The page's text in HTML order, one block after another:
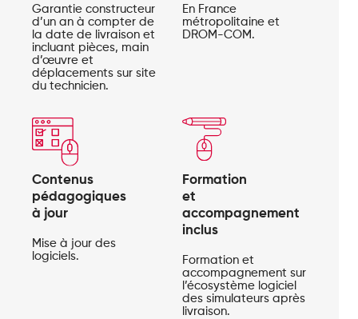
Garantie constructeur
d’un an à compter de
la date de livraison et
incluant pièces, main
d’œuvre et
déplacements sur site
du technicien.
En France
métropolitaine et
DROM-COM.
Contenus
pédagogiques
à jour
Mise à jour des
logiciels.
Formation
et
accompagnement
inclus
Formation et
accompagnement sur
l’écosystème logiciel
des simulateurs après
livraison.